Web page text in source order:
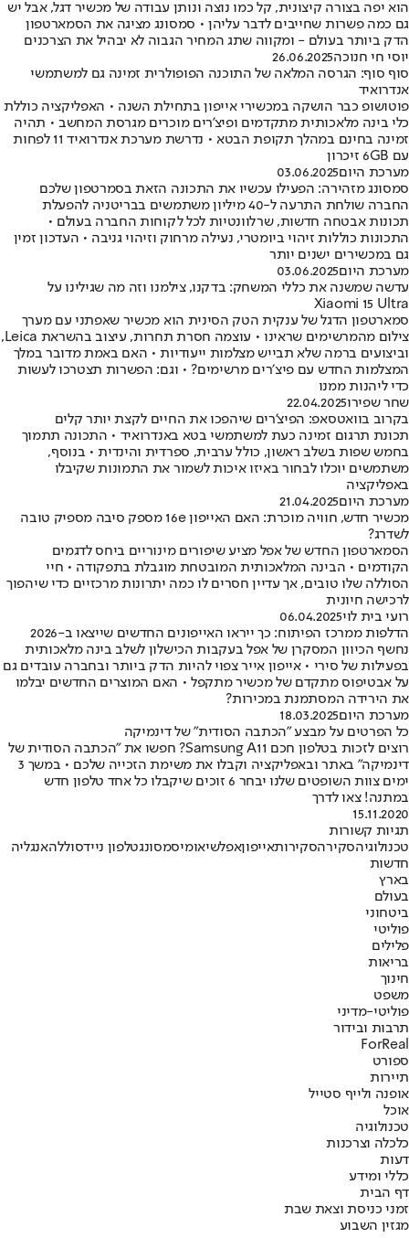
הוא יפה בצורה קיצונית, קל כמו נוצה ונותן עבודה של מכשיר דגל, אבל יש
גם כמה פשרות שחייבים לדבר עליהן • סמסונג מציגה את הסמארטפון
הדק ביותר בעולם - ומקווה שתג המחיר הגבוה לא יבהיל את הצרכנים
יוסי חי חנוכה26.06.2025
סוף סוף: הגרסה המלאה של התוכנה הפופולרית זמינה גם למשתמשי
אנדרואיד
פוטושופ כבר הושקה במכשירי אייפון בתחילת השנה • האפליקציה כוללת
כלי בינה מלאכותית מתקדמים ופיצ'רים מוכרים מגרסת המחשב • תהיה
זמינה בחינם במהלך תקופת הבטא • נדרשת מערכת אנדרואיד 11 לפחות
עם 6GB זיכרון
מערכת היום03.06.2025
סמסונג מזהירה: הפעילו עכשיו את התכונה הזאת בסמרטפון שלכם
החברה שולחת התרעה ל-40 מיליון משתמשים בבריטניה להפעלת
תכונות אבטחה חדשות, שרלוונטיות לכל לקוחות החברה בעולם •
התכונות כוללות זיהוי ביומטרי, נעילה מרחוק וזיהוי גניבה • העדכון זמין
גם במכשירים ישנים יותר
מערכת היום03.06.2025
עדשה שמשנה את כללי המשחק: בדקנו, צילמנו וזה מה שגילינו על
Xiaomi 15 Ultra
סמארטפון הדגל של ענקית הטק הסינית הוא מכשיר שאפתני עם מערך
צילום מהמרשימים שראינו • עוצמה חסרת תחרות, עיצוב בהשראת Leica,
וביצועים ברמה שלא תבייש מצלמות ייעודיות • האם באמת מדובר במלך
המצלמות החדש עם פיצ׳רים מרשימים? • וגם: הפשרות תצטרכו לעשות
כדי ליהנות ממנו
שחר שפירו22.04.2025
בקרוב בוואטסאפ: הפיצ'רים שיהפכו את החיים לקצת יותר קלים
תכונת תרגום זמינה כעת למשתמשי בטא באנדרואיד • התכונה תתמוך
בחמש שפות בשלב ראשון, כולל ערבית, ספרדית והינדית • בנוסף,
משתמשים יוכלו לבחור באיזו איכות לשמור את התמונות שקיבלו
באפליקציה
מערכת היום21.04.2025
מכשיר חדש, חוויה מוכרת: האם האייפון 16e מספק סיבה מספיק טובה
לשדרג?
הסמארטפון החדש של אפל מציע שיפורים מינוריים ביחס לדגמים
הקודמים • הבינה המלאכותית המובטחת מוגבלת בתפקודה • חיי
הסוללה שלו טובים, אך עדיין חסרים לו כמה יתרונות מרכזיים כדי שיהפוך
לרכישה חיונית
רועי בית לוי06.04.2025
הדלפות ממרכז הפיתוח: כך ייראו האייפונים החדשים שייצאו ב-2026
נחשף הכיוון המסקרן של אפל בעקבות הכישלון לשלב בינה מלאכותית
בפעילות של סירי • אייפון אייר צפוי להיות הדק ביותר ובחברה עובדים גם
על אבטיפוס מתקדם של מכשיר מתקפל • האם המוצרים החדשים יבלמו
את הירידה המסתמנת במכירות?
מערכת היום18.03.2025
כל הפרטים על מבצע "הכתבה הסודית" של דינמיקה
רוצים לזכות בטלפון חכם Samsung A11? חפשו את "הכתבה הסודית של
דינמיקה" באתר ובאפליקציה וקבלו את משימת הזכייה שלכם • במשך 3
ימים צוות השופטים שלנו יבחר 6 זוכים שיקבלו כל אחד טלפון חדש
במתנה! צאו לדרך
15.11.2020
תגיות קשורות
טכנולוגיהסקירהסקירותאייפוןאפלשיאומיסמסונגטלפון ניידסוללהאנגליה
חדשות
בארץ
בעולם
ביטחוני
פוליטי
פלילים
בריאות
חינוך
משפט
פוליטי-מדיני
תרבות ובידור
ForReal
ספורט
תיירות
אופנה ולייף סטייל
אוכל
טכנולוגיה
כלכלה וצרכנות
דעות
כללי ומידע
דף הבית
זמני כניסת וצאת שבת
מגזין השבוע